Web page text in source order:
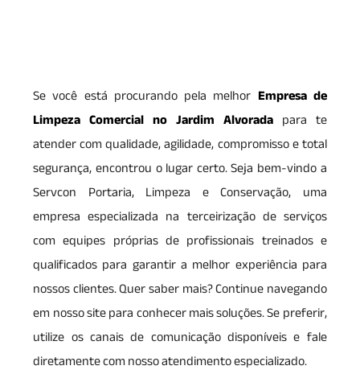
Se você está procurando pela melhor Empresa de
Limpeza Comercial no Jardim Alvoradapara te
atender com qualidade, agilidade, compromisso e total
segurança, encontrou o lugar certo. Seja bem-vindo a
Servcon Portaria, Limpeza e Conservação, uma
empresa especializada na terceirização de serviços
com equipes próprias de profissionais treinados e
qualificados para garantir a melhor experiência para
nossos clientes. Quer saber mais? Continue navegando
em nosso site para conhecer mais soluções. Se preferir,
utilize os canais de comunicação disponíveis e fale
diretamente com nosso atendimento especializado.